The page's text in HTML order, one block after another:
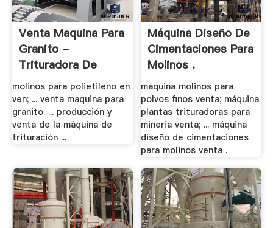
Venta Maquina Para
Granito -
Trituradora De
Cono
molinos para polietileno en
ven; ... venta maquina para
granito. ... producción y
venta de la máquina de
trituración ...
Máquina Diseño De
Cimentaciones Para
Molinos .
máquina molinos para
polvos finos venta; máquina
plantas trituradoras para
mineria venta; ... máquina
diseño de cimentaciones
para molinos venta .